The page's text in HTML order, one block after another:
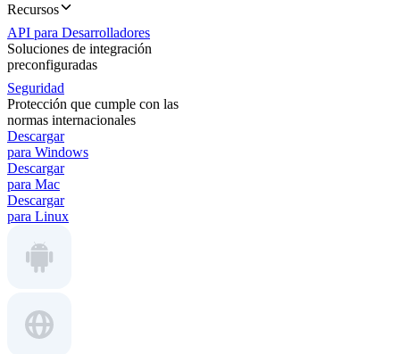
Recursos
API para Desarrolladores
Soluciones de integración
preconfiguradas
Seguridad
Protección que cumple con las
normas internacionales
Descargar
para Windows
Descargar
para Mac
Descargar
para Linux